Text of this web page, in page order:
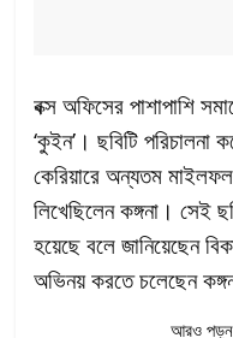
বক্স অফিসের পাশাপাশি
‘কুইন’। ছবিটি পরিচালনা
কেরিয়ারে অন্যতম
লিখেছিলেন কঙ্গনা। সেই
হয়েছে বলে জানিয়েছেন
অভিনয় করতে চলেছেন
আরও